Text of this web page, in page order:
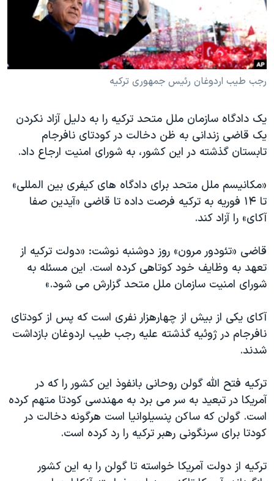
فرهنگ و زندگی
حقوق شهروندی
اقتصادی
علم و فناوری
گالری عکس
آرشیو پخش زنده
مستندها
انتخابات ریاست جمهوری آمریکا ۲۰۲۴
حمله جمهوری اسلامی به اسرائیل
رمز مهسا
اعتراضات زن، زندگی، آزادی
مجموعه مستندهای دادخواهی
دادگاه حمید نوری
چهل سال گروگان‌گیری
اعتراضات مردمی آبان ۹۸
اسرائیل در جنگ
همایش محافظه‌کاران آمریکا «سی‌پک»
صفحه‌های ویژه
دنبال کنید
رجب طیب اردوغان رئیس جمهوری ترکیه
یک دادگاه سازمان ملل متحد ترکیه را به دلیل آزاد نکردن
یک قاضی زندانی به ظن دخالت در کودتای نافرجام
تابستان گذشته در این کشور، به شورای امنیت ارجاع داد.
«مکانیسم ملل متحد برای دادگاه های کیفری بین المللی»
تا ۱۴ فوریه به ترکیه فرصت داده تا قاضی «آیدین صفا
آکای» را آزاد کند.
قاضی «تئودور مرون» روز دوشنبه نوشت: «دولت ترکیه از
تعهد به وظایف خود کوتاهی کرده است. این مسئله به
شورای امنیت سازمان ملل متحد گزارش می شود.»
آکای یکی از بیش از چهارهزار نفری است که پس از کودتای
نافرجام در ژوئیه گذشته علیه رجب طیب اردوغان بازداشت
شدند.
ترکیه فتح الله گولن روحانی بانفوذ این کشور را که در
آمریکا در تبعید به سر می برد به مهندسی کودتا متهم کرده
است. گولن که ساکن پنسیلوانیا است هرگونه دخالت در
کودتا برای سرنگونی رهبر ترکیه را رد کرده است.
ترکیه از دولت آمریکا خواسته تا گولن را به این کشور